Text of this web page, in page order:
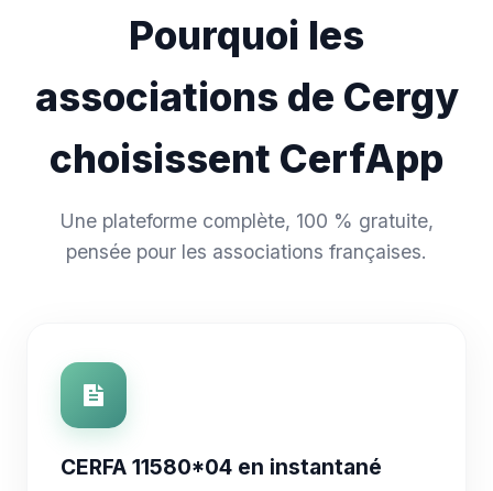
Pourquoi les
associations de Cergy
choisissent CerfApp
Une plateforme complète, 100 % gratuite,
pensée pour les associations françaises.
CERFA 11580*04 en instantané